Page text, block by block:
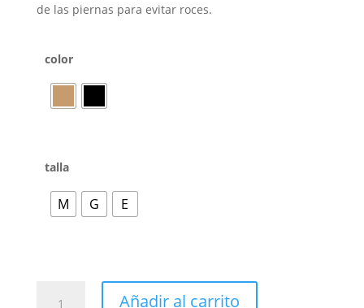
de las piernas para evitar roces.
color
talla
M G E
Añadir al carrito